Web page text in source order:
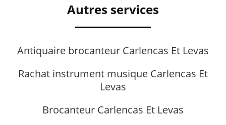
Autres services
Antiquaire brocanteur Carlencas Et Levas
Rachat instrument musique Carlencas Et
Levas
Brocanteur Carlencas Et Levas